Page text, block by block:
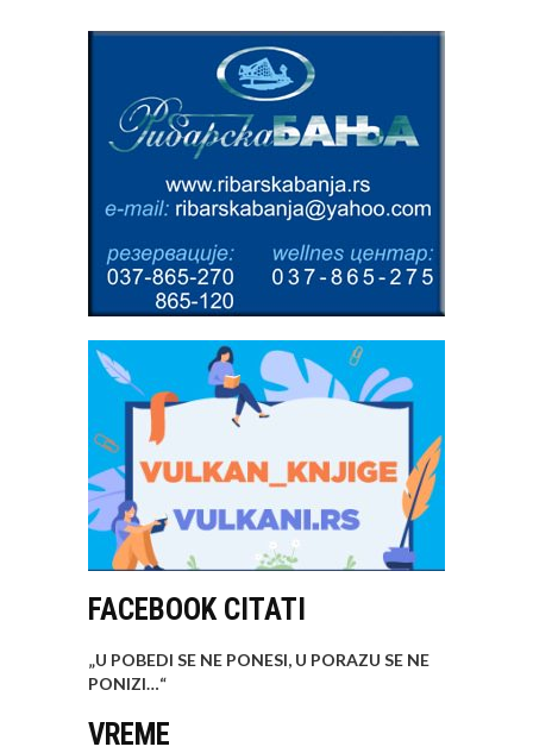
FACEBOOK CITATI
„U POBEDI SE NE PONESI, U PORAZU SE NE
PONIZI…“
VREME